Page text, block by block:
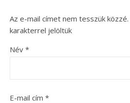
Az e-mail címet nem tesszük közzé.
karakterrel jelöltük
Név *
E-mail cím *